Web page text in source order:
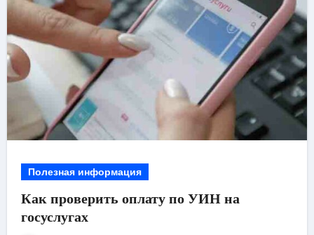
Полезная информация
Как проверить оплату по УИН на
госуслугах